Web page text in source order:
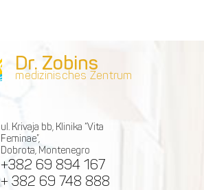
Dr. Zobins
medizinisches Zentrum
ul. Krivaja bb, Klinika “Vita
Feminae”,
Dobrota, Montenegro
+382 69 894 167
+ 382 69 748 888